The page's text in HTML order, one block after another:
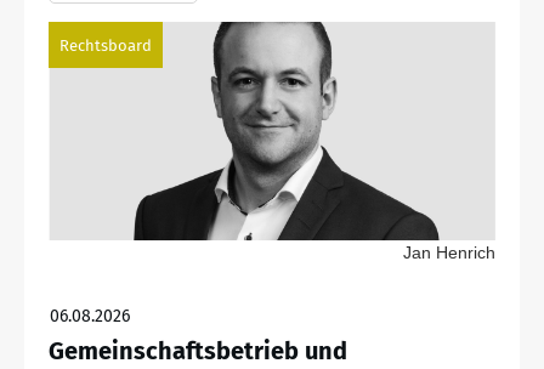
Rechtsboard
Jan Henrich
06.08.2026
Gemeinschaftsbetrieb und